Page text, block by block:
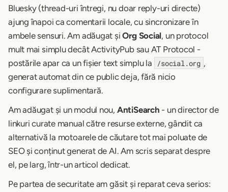
Bluesky (thread-uri întregi, nu doar reply-uri directe)
ajung înapoi ca comentarii locale, cu sincronizare în
ambele sensuri. Am adăugat șiOrg Social, un protocol
mult mai simplu decât ActivityPub sau AT Protocol -
postările apar ca un fișier text simplu la
/social.org ,
generat automat din ce public deja, fără nicio
configurare suplimentară.
Am adăugat și un modul nou, AntiSearch - un director de
linkuri curate manual către resurse externe, gândit ca
alternativă la motoarele de căutare tot mai poluate de
SEO și conținut generat de AI. Am scris separat despre
el, pe larg, într-un articol dedicat.
Pe partea de securitate am găsit și reparat ceva serios: